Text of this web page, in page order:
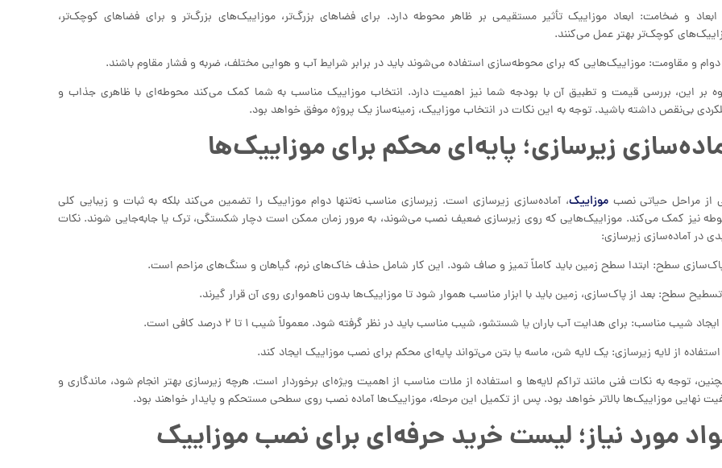
ابعاد و ضخامت: ابعاد موزاییک تأثیر مستقیمی بر ظاهر محوطه دارد. برای فضاهای بزرگ‌تر، موزاییک‌های بزرگ‌تر و برای فضاهای کوچک‌تر،
کوچک‌تر بهتر عمل می‌کنند.
بر این، بررسی قیمت و تطبیق آن با بودجه شما نیز اهمیت دارد. انتخاب موزاییک مناسب به شما کمک می‌کند محوطه‌ای با ظاهری جذاب و
بی‌نقص داشته باشید. توجه به این نکات در انتخاب موزاییک، زمینه‌ساز یک پروژه موفق خواهد بود.
زیرسازی؛ پایه‌ای محکم برای موزاییک‌ها
از مراحل حیاتی نصبموزاییک، آماده‌سازی زیرسازی است. زیرسازی مناسب نه‌تنها دوام موزاییک را تضمین می‌کند بلکه به ثبات و زیبایی کلی
نیز کمک می‌کند. موزاییک‌هایی که روی زیرسازی ضعیف نصب می‌شوند، به مرور زمان ممکن است دچار شکستگی، ترک یا جابه‌جایی شوند. نکات
در آماده‌سازی زیرسازی:
توجه به نکات فنی مانند تراکم لایه‌ها و استفاده از ملات مناسب از اهمیت ویژه‌ای برخوردار است. هرچه زیرسازی بهتر انجام شود، ماندگاری و
نهایی موزاییک‌ها بالاتر خواهد بود. پس از تکمیل این مرحله، موزاییک‌ها آماده نصب روی سطحی مستحکم و پایدار خواهند بود.
مورد نیاز؛ لیست خرید حرفه‌ای برای نصب موزاییک